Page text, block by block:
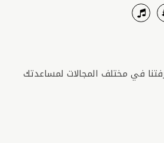
في مختلف المجالات لمساعدتك